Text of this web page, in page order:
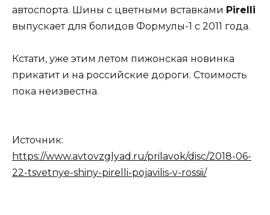
автоспорта. Шины с цветными вставками Pirelli
выпускает для болидов Формулы-1 с 2011 года.
Кстати, уже этим летом пижонская новинка
прикатит и на российские дороги. Стоимость
пока неизвестна.
Источник:
https://www.avtovzglyad.ru/prilavok/disc/2018-06-
22-tsvetnye-shiny-pirelli-pojavilis-v-rossii/